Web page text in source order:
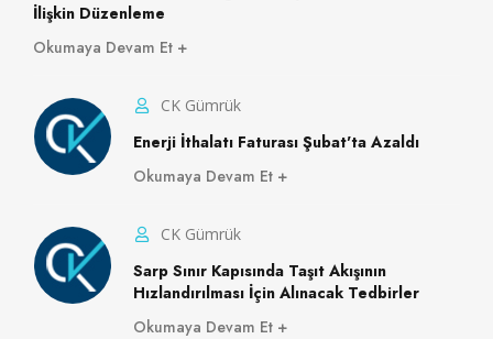
İlişkin Düzenleme
Okumaya Devam Et
CK Gümrük
Enerji İthalatı Faturası Şubat'ta Azaldı
Okumaya Devam Et
CK Gümrük
Sarp Sınır Kapısında Taşıt Akışının
Hızlandırılması İçin Alınacak Tedbirler
Okumaya Devam Et